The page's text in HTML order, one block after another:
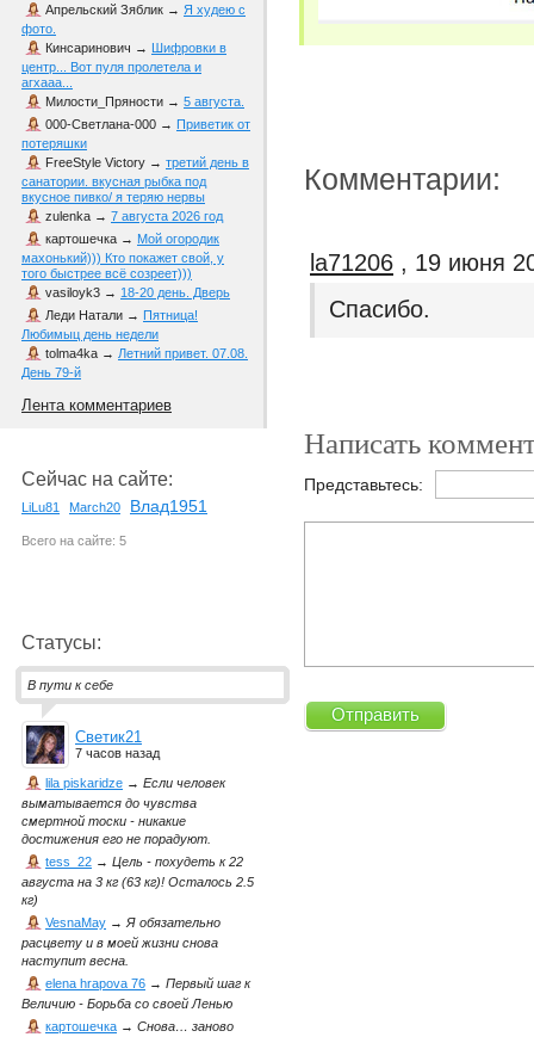
Комментарии:
la71206 , 19 июня
Спасибо.
Написать
Представьтесь:
Апрельский Зяблик → Я худею с
фото.
Кинсаринович → Шифровки в
центр... Вот пуля пролетела и
агхааа...
Милости_Пряности → 5 августа.
000-Светлана-000 → Приветик от
потеряшки
FreeStyle Victory → третий день в
санатории. вкусная рыбка под
вкусное пивко/ я теряю нервы
zulenka → 7 августа 2026 год
картошечка → Мой огородик
махонький))) Кто покажет свой, у
того быстрее всё созреет)))
vasiloyk3 → 18-20 день. Дверь
Леди Натали → Пятница!
Любимыц день недели
tolma4ka → Летний привет. 07.08.
День 79-й
Лента комментариев
Сейчас на сайте:
LiLu81 March20 Влад1951
Всего на сайте: 5
Статусы:
В пути к себе
Светик21
7 часов назад
lila piskaridze → Если человек
выматывается до чувства
смертной тоски - никакие
достижения его не порадуют.
tess_22 → Цель - похудеть к 22
августа на 3 кг (63 кг)! Осталось 2.5
кг)
VesnaMay →Я обязательно
расцвету и в моей жизни снова
наступит весна.
elena hrapova 76 → Первый шаг к
Величию - Борьба со своей Ленью
картошечка → Снова… заново